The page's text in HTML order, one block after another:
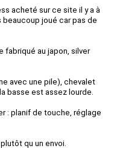
acheté sur ce site il y a à
beaucoup joué car pas de
fabriqué au japon, silver
avec une pile), chevalet
basse est assez lourde.
: planif de touche, réglage
qu un envoi.